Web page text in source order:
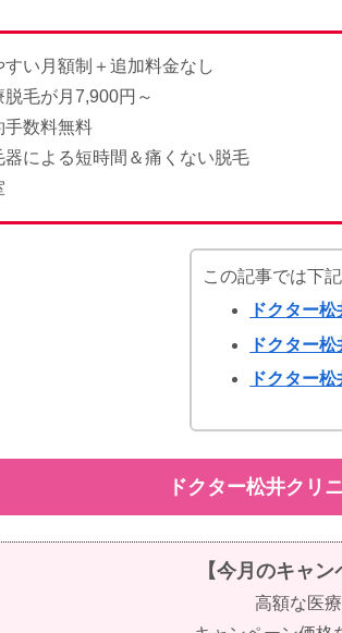
すい月額制＋追加料金なし
脱毛が月7,900円～
手数料無料
器による短時間＆痛くない脱毛
この記事では下
ドクター
ドクター
ドクター
ドクター松井クリ
【今月のキャン
高額な医